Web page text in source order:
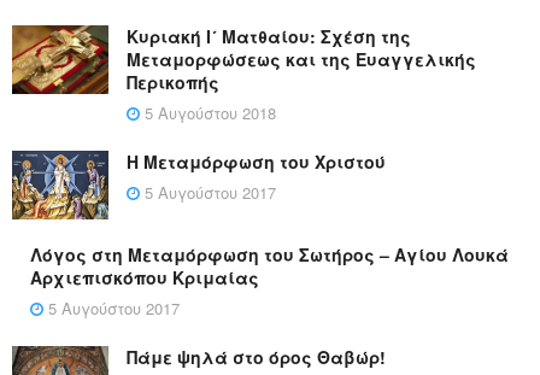
Κυριακή Ι´ Ματθαίου: Σχέση της
Μεταμορφώσεως και της Ευαγγελικής
Περικοπής
5 Αυγούστου 2018
Η Μεταμόρφωση του Χριστού
5 Αυγούστου 2017
Λόγος στη Μεταμόρφωση του Σωτήρος – Αγίου Λουκά
Αρχιεπισκόπου Κριμαίας
5 Αυγούστου 2017
Πάμε ψηλά στο όρος Θαβώρ!